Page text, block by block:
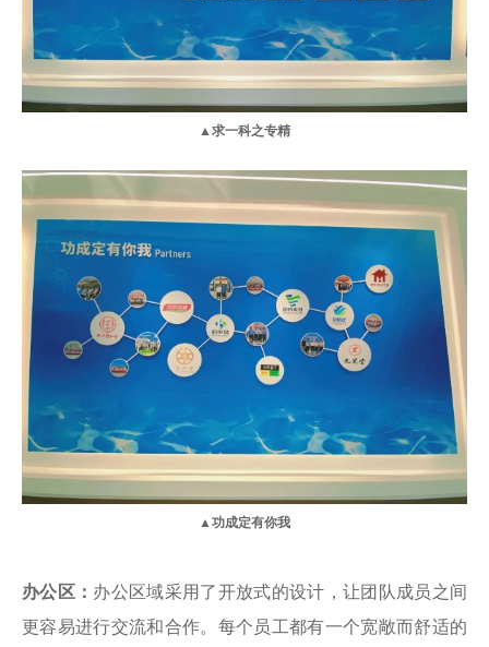
▲求一科之专精
▲功成定有你我
办公区： 办公区域采用了开放式的设计，让团队成员之间
更容易进行交流和合作。每个员工都有一个宽敞而舒适的